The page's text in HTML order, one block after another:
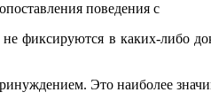
поведения с
фиксируются в каких-либо
Это наиболее